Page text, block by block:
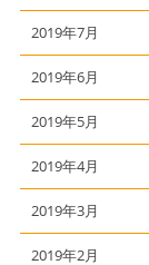
2019年7月
2019年6月
2019年5月
2019年4月
2019年3月
2019年2月